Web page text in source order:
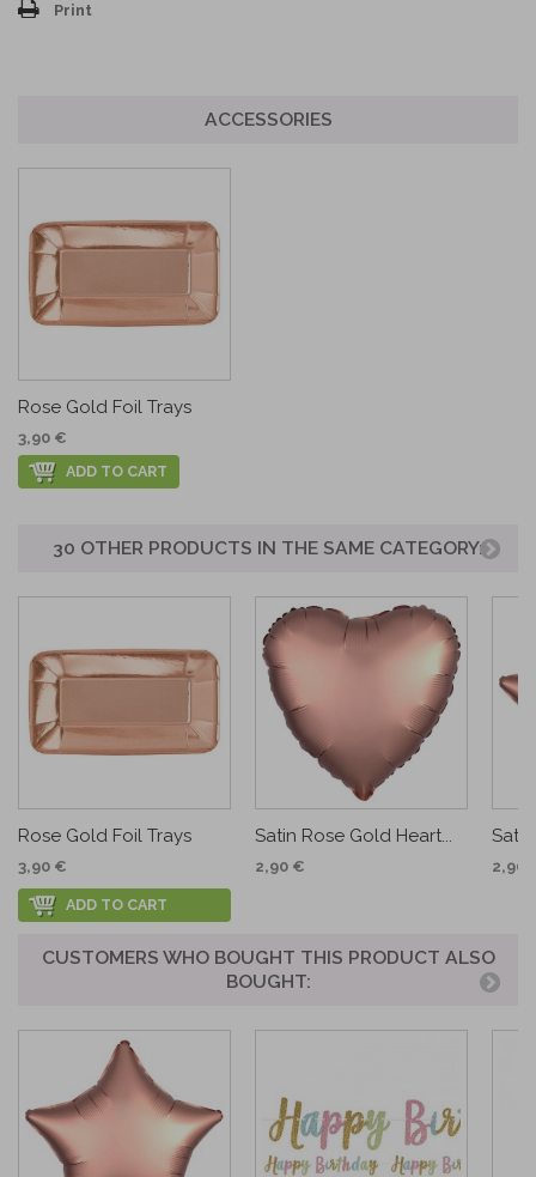
Print
ACCESSORIES
Rose Gold Foil Trays
3,90 €
ADD TO CART
30 OTHER PRODUCTS IN THE SAME CATEGORY:
Rose Gold Foil Trays
3,90 €
ADD TO CART
Satin Rose Gold Heart...
2,90 € 2,90
CUSTOMERS WHO BOUGHT THIS PRODUCT ALSO
BOUGHT: